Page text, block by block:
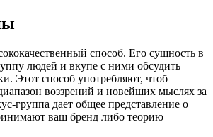
способ. Его сущность в
людей и вкупе с ними обсудить
Этот способ употребляют, чтоб
воззрений и новейших мыслях за
группа дает общее представление о
ваш бренд либо теорию